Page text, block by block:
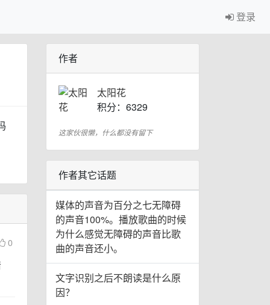
登录
0
作者
太阳花
积分：6329
这家伙很懒，什么都没有留下
作者其它话题
媒体的声音为百分之七无障碍
的声音100%。播放歌曲的时候
为什么感觉无障碍的声音比歌
曲的声音还小。
文字识别之后不朗读是什么原
因？